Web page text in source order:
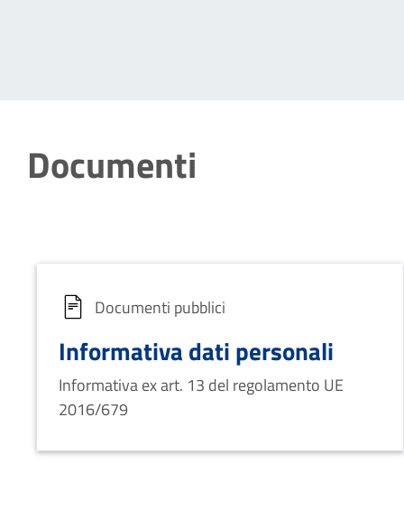
Documenti
Documenti pubblici
Informativa dati personali
Informativa ex art. 13 del regolamento UE
2016/679